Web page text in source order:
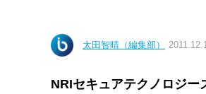
太田智晴（編集部）
NRIセキュアテクノロジー